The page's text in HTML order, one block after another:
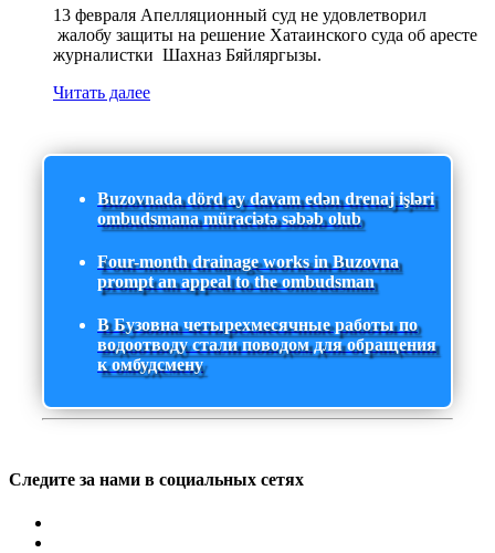
13 февраля Апелляционный суд не удовлетворил
жалобу защиты на решение Хатаинского суда об аресте
журналистки Шахназ Бяйляргызы.
Читать далее
Buzovnada dörd ay davam edən drenaj işləri
ombudsmana müraciətə səbəb olub
Four-month drainage works in Buzovna
prompt an appeal to the ombudsman
В Бузовна четырехмесячные работы по
водоотводу стали поводом для обращения
к омбудсмену
Следите за нами в социальных сетях